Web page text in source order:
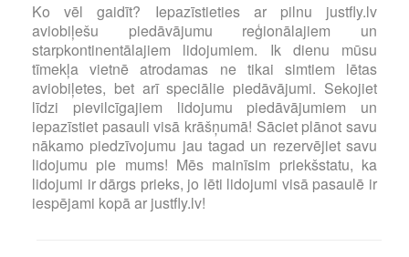
Ko vēl gaidīt? Iepazīstieties ar pilnu justfly.lv
aviobiļešu piedāvājumu reģionālajiem un
starpkontinentālajiem lidojumiem. Ik dienu mūsu
tīmekļa vietnē atrodamas ne tikai simtiem lētas
aviobiļetes, bet arī speciālie piedāvājumi. Sekojiet
līdzi pievilcīgajiem lidojumu piedāvājumiem un
iepazīstiet pasauli visā krāšņumā! Sāciet plānot savu
nākamo piedzīvojumu jau tagad un rezervējiet savu
lidojumu pie mums! Mēs mainīsim priekšstatu, ka
lidojumi ir dārgs prieks, jo lēti lidojumi visā pasaulē ir
iespējami kopā ar justfly.lv!